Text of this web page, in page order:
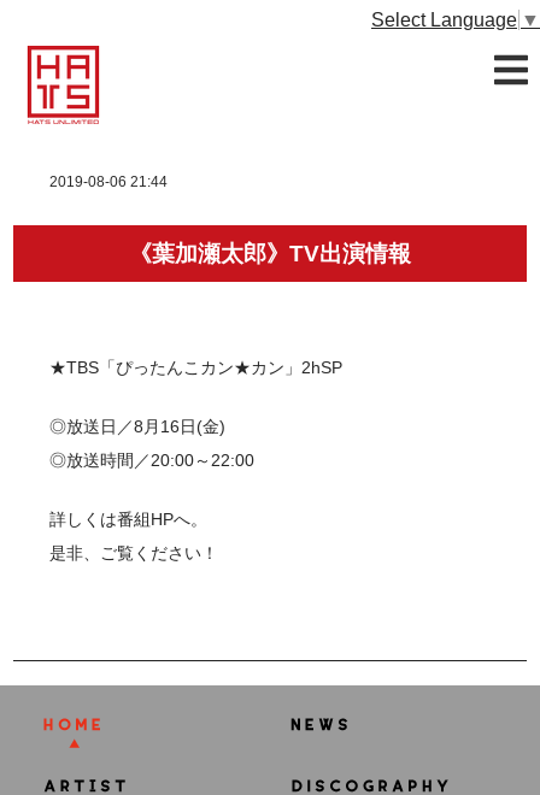
Select Language ▼
2019-08-06 21:44
《葉加瀬太郎》TV出演情報
★TBS「ぴったんこカン★カン」2hSP
◎放送日／8月16日(金)
◎放送時間／20:00～22:00
詳しくは番組HPへ。
是非、ご覧ください！